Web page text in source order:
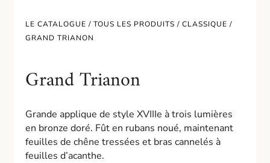
LE CATALOGUE /TOUS LES PRODUITS /CLASSIQUE /
GRAND TRIANON
Grand Trianon
Grande applique de style XVIIIe à trois lumières
en bronze doré. Fût en rubans noué, maintenant
feuilles de chêne tressées et bras cannelés à
feuilles d’acanthe.